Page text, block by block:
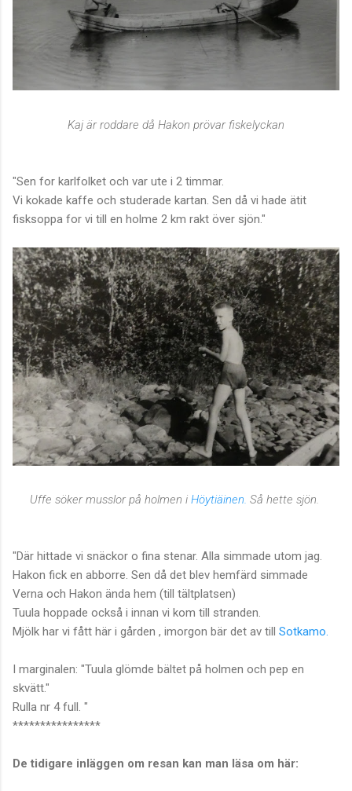
Kaj är roddare då Hakon prövar fiskelyckan
"Sen for karlfolket och var ute i 2 timmar.
Vi kokade kaffe och studerade kartan. Sen då vi hade ätit
fisksoppa for vi till en holme 2 km rakt över sjön."
Uffe söker musslor på holmen i Höytiäinen. Så hette sjön.
"Där hittade vi snäckor o fina stenar. Alla simmade utom jag.
Hakon fick en abborre. Sen då det blev hemfärd simmade
Verna och Hakon ända hem (till tältplatsen)
Tuula hoppade också i innan vi kom till stranden.
Mjölk har vi fått här i gården , imorgon bär det av till Sotkamo.
I marginalen: "Tuula glömde bältet på holmen och pep en
skvätt."
Rulla nr 4 full. "
****************
De tidigare inläggen om resan kan man läsa om här: